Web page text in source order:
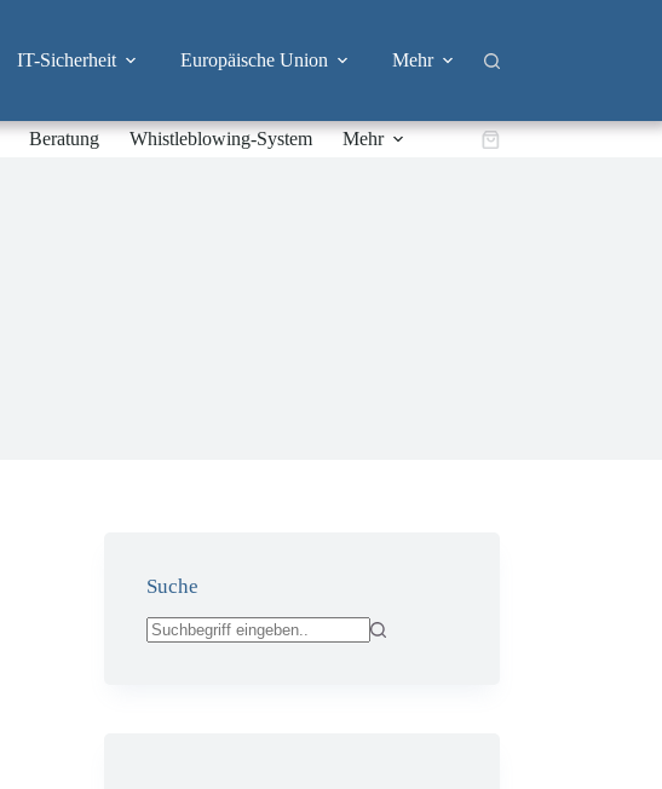
IT-Sicherheit Europäische Union Mehr
Beratung Whistleblowing-System Mehr Warenkorb
Suche